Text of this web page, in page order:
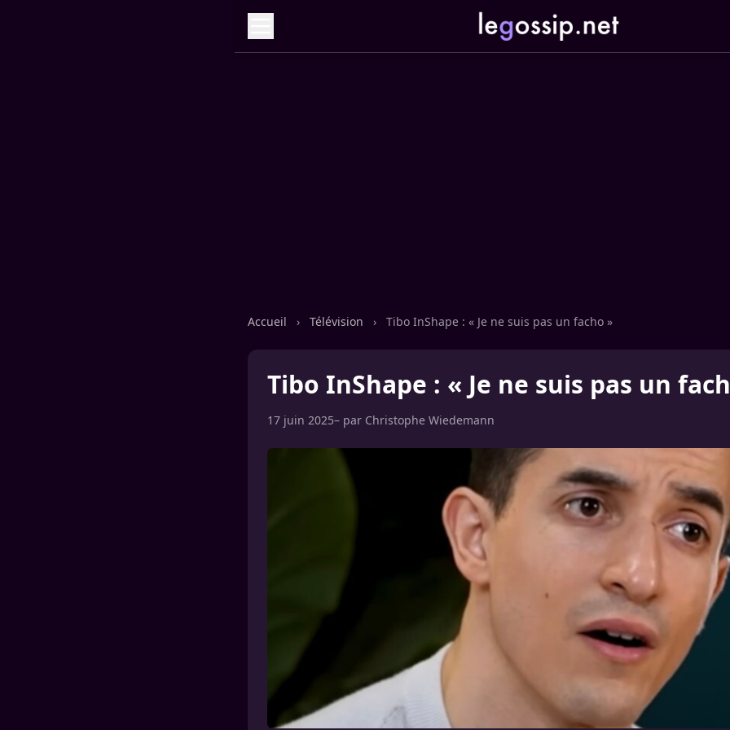
Accueil › Télévision › Tibo InShape : « Je ne suis pas un facho »
Tibo InShape : « Je ne suis pas un
17 juin 2025– par Christophe Wiedemann